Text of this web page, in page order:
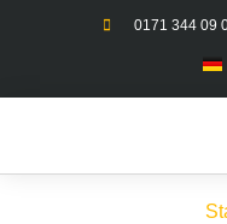
0171 344 09